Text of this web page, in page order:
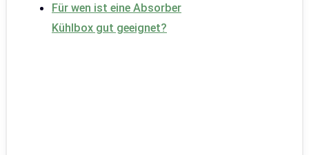
Für wen ist eine Absorber
Kühlbox gut geeignet?